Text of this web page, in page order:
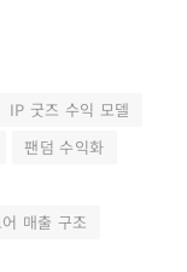
IP 굿즈 수익 모델
팬덤 수익화
매출 구조